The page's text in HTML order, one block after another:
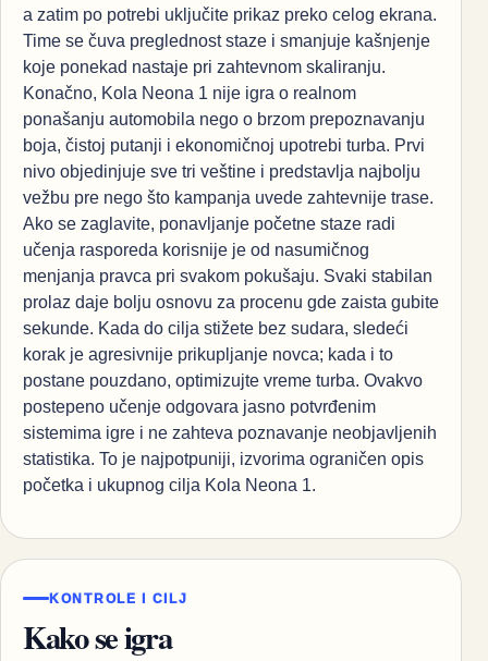
a zatim po potrebi uključite prikaz preko celog ekrana.
Time se čuva preglednost staze i smanjuje kašnjenje
koje ponekad nastaje pri zahtevnom skaliranju.
Konačno, Kola Neona 1 nije igra o realnom
ponašanju automobila nego o brzom prepoznavanju
boja, čistoj putanji i ekonomičnoj upotrebi turba. Prvi
nivo objedinjuje sve tri veštine i predstavlja najbolju
vežbu pre nego što kampanja uvede zahtevnije trase.
Ako se zaglavite, ponavljanje početne staze radi
učenja rasporeda korisnije je od nasumičnog
menjanja pravca pri svakom pokušaju. Svaki stabilan
prolaz daje bolju osnovu za procenu gde zaista gubite
sekunde. Kada do cilja stižete bez sudara, sledeći
korak je agresivnije prikupljanje novca; kada i to
postane pouzdano, optimizujte vreme turba. Ovakvo
postepeno učenje odgovara jasno potvrđenim
sistemima igre i ne zahteva poznavanje neobjavljenih
statistika. To je najpotpuniji, izvorima ograničen opis
početka i ukupnog cilja Kola Neona 1.
KONTROLE I CILJ
Kako se igra